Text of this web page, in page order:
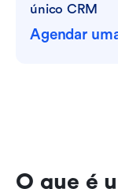
único CRM
Agendar
O que é